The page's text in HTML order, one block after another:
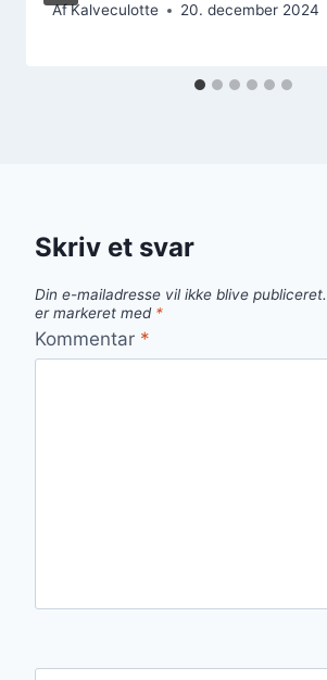
AfKalveculotte 20. december 2024
Skriv et svar
Din e-mailadresse vil ikke blive publiceret.
er markeret med *
Kommentar *